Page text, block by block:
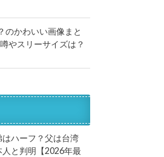
のかわいい画像まと
やスリーサイズは？
はハーフ？父は台湾
人と判明【2026年最